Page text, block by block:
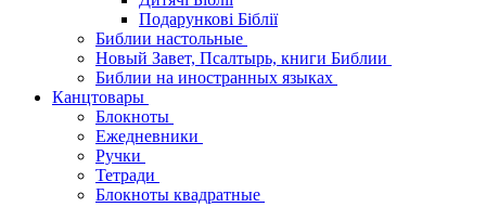
Подарункові Біблії
Библии настольные
Новый Завет, Псалтырь, книги Библии
Библии на иностранных языках
Канцтовары
Блокноты
Ежедневники
Ручки
Тетради
Блокноты квадратные